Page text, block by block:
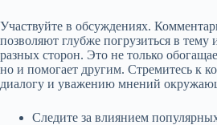
Участвуйте в обсуждениях.
позволяют глубже погрузиться в тему
разных сторон. Это не только
но и помогает другим. Стремитесь к
диалогу и уважению мнений
Следите за влиянием